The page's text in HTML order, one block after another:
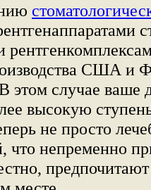
США и
этом случае ваше
высокую
не просто
что непременно